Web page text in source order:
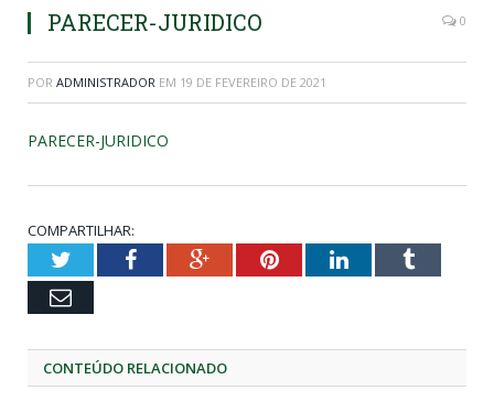
PARECER-JURIDICO 0
POR ADMINISTRADOR EM 19 DE FEVEREIRO DE 2021
PARECER-JURIDICO
COMPARTILHAR:
TwitterFacebookGoogle+PinterestLinkedInTumblr
Email
CONTEÚDO RELACIONADO